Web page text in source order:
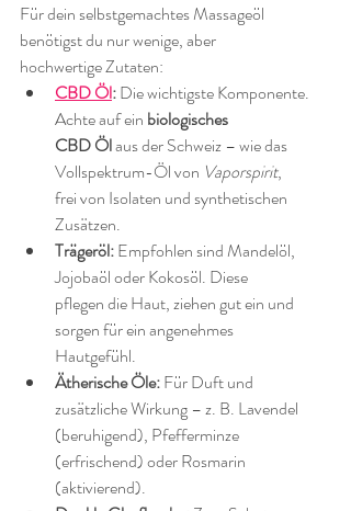
Für dein selbstgemachtes Massageöl
benötigst du nur wenige, aber
hochwertige Zutaten:
CBD Öl: Die wichtigste Komponente.
Achte auf ein biologisches
CBD Öl aus der Schweiz – wie das
Vollspektrum-Öl von Vaporspirit,
frei von Isolaten und synthetischen
Zusätzen.
Trägeröl: Empfohlen sind Mandelöl,
Jojobaöl oder Kokosöl. Diese
pflegen die Haut, ziehen gut ein und
sorgen für ein angenehmes
Hautgefühl.
Ätherische Öle: Für Duft und
zusätzliche Wirkung – z. B. Lavendel
(beruhigend), Pfefferminze
(erfrischend) oder Rosmarin
(aktivierend).